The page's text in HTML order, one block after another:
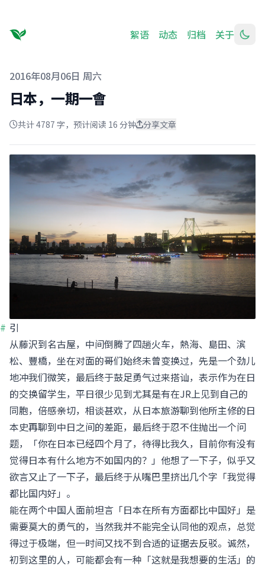
絮语 动态 归档 关于
发布于
2016年08月06日 周六
日本，一期一會
共计 4787 字，预计阅读 16 分钟 分享文章
引
从藤沢到名古屋，中间倒腾了四趟火车，熱海、島田、滨
松、豐橋，坐在对面的哥们始终未曾变换过，先是一个劲儿
地冲我们微笑，最后终于鼓足勇气过来搭讪，表示作为在日
的交换留学生，平日很少见到尤其是有在JR上见到自己的
同胞，倍感亲切，相谈甚欢，从日本旅游聊到他所主修的日
本史再聊到中日之间的差距，最后终于忍不住抛出一个问
题，「你在日本已经四个月了，待得比我久，目前你有没有
觉得日本有什么地方不如国内的？」他想了一下子，似乎又
欲言又止了一下子，最后终于从嘴巴里挤出几个字「我觉得
都比国内好」。
能在两个中国人面前坦言「日本在所有方面都比中国好」是
需要莫大的勇气的，当然我并不能完全认同他的观点，总觉
得过于极端，但一时间又找不到合适的证据去反驳。诚然，
初到这里的人，可能都会有一种「这就是我想要的生活」的